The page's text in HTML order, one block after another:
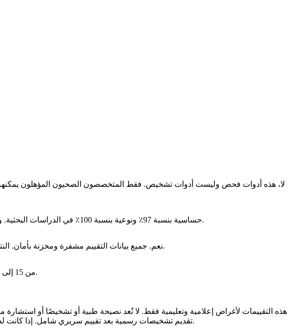
لا، هذه أدوات فحص وليست أدوات تشخيص. فقط المتخصصون الصحيون المؤهلون
أظهر اختبار RAADS-R حساسية بنسبة 97٪ ونوعية بنسبة 100٪ في الدراسات البحثية. ومع ذلك، يجب اعتبار التقييمات الذاتية عبر الإنترنت أدوات فحص وليست تشخيصات حاسمة.
نعم. جميع بيانات التقييم مشفرة ومخزنة بأمان. النتائج متاحة فقط من خلال رابط الوصول الفريد الخاص بك. لا نشارك معلوماتك الشخصية أو نتائجك مع أي طرف ثالث.
عادة ما يستغرق اختبار RAADS-R من 15 إلى 20 دقيقة لإكماله. نوصي بأخذه في بيئة هادئة حيث يمكنك التركيز دون انقطاعات.
هذه التقييمات لأغراض إعلامية وتعليمية فقط. لا تُعد نصيحة طبية أو تشخيصًا أو
تقديم تشخيصات رسمية بعد تقييم سريري شامل. إذا كانت لديك مخاوف بشأن اضطراب طيف التوحد أو حالات الصحة النفسية الأخرى، يرجى استشارة مزود رعاية صحية مؤهل.